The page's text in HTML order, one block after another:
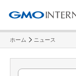
ホーム ニュース